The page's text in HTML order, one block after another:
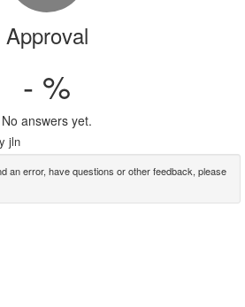
Approval
- %
No answers yet.
jln
an error, have questions or other feedback, please